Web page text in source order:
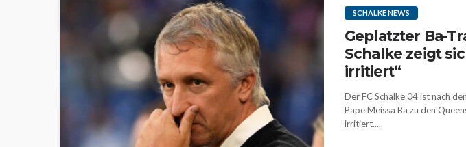
SCHALKE NEWS
Geplatzter Ba-
Schalke zeigt
irritiert“
Der FC Schalke 04 ist nach
Pape Meissa Ba zu den
irritiert....